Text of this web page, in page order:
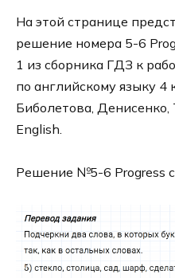
На этой странице
решение номера 5-6
1 из сборника ГДЗ к
по английскому языку 4
Биболетова,
English.
Решение №5-6 Progress